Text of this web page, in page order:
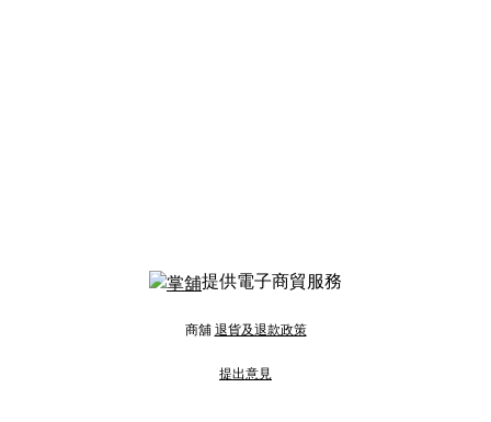
提供電子商貿服務
商舖 退貨及退款政策
提出意見